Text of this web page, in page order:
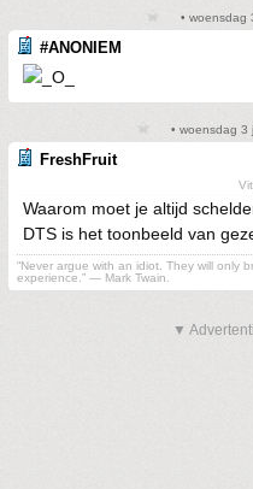
• woensdag
#ANONIEM
• woensdag 3
FreshFruit
Waarom moet je altijd
DTS is het toonbeeld van
“Never argue with an idiot. They will only
experience.” ― Mark Twain.
▼